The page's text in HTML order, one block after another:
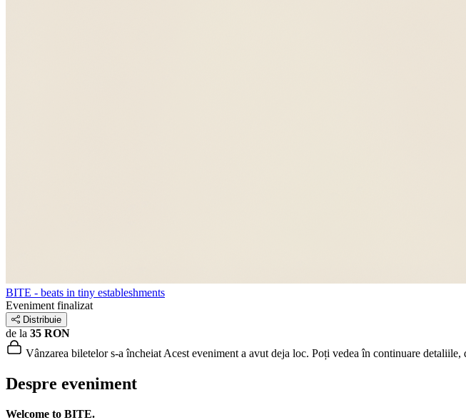
BITE - beats in tiny estableshments
Eveniment finalizat
Distribuie
de la 35 RON
Vânzarea biletelor s-a încheiat Acest eveniment a avut deja loc. Poți vedea în continuare
Despre eveniment
Welcome to BITE.